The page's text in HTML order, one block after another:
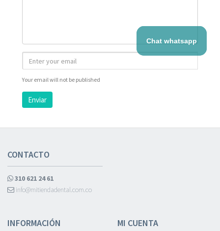
Your email will not be published
Enviar
CONTACTO
310 621 24 61
info@mitiendadental.com.co
INFORMACIÓN MI CUENTA
Chat whatsapp